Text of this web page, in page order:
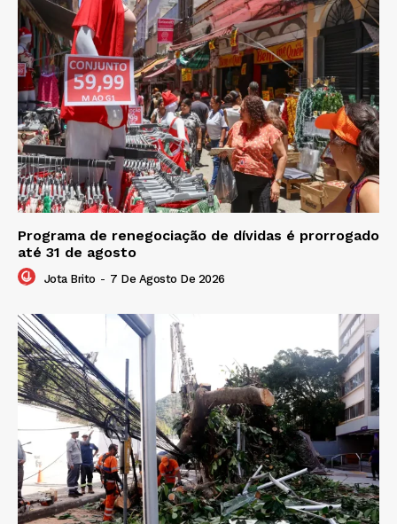
Programa de renegociação de dívidas é prorrogado
até 31 de agosto
Jota Brito - 7 De Agosto De 2026